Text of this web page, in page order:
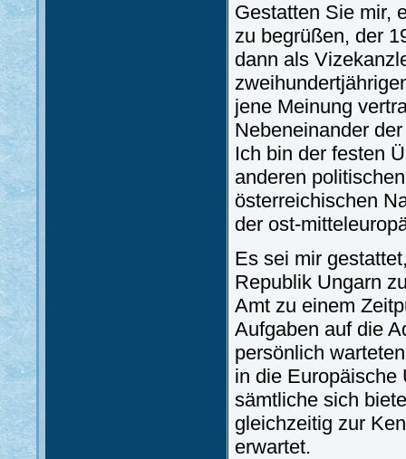
Gestatten Sie mir,
zu begrüßen, der
dann als
jene Meinung
Nebeneinander
Ich bin der festen
anderen
österreichischen
der ost-
Es sei mir
Republik Ungarn
Amt zu einem
Aufgaben auf die
persönlich
in die Europäische
sämtliche sich
gleichzeitig zur
erwartet.